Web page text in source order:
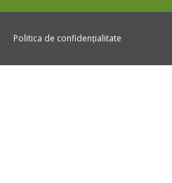
Politica de confidențialitate